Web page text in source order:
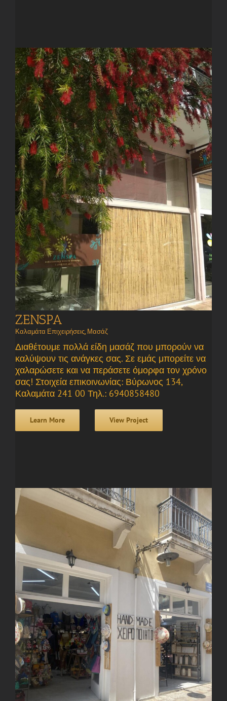
ZENSPA
Καλαμάτα Επιχειρήσεις, Μασάζ
Διαθέτουμε πολλά είδη μασάζ που μπορούν να
καλύψουν τις ανάγκες σας. Σε εμάς μπορείτε να
χαλαρώσετε και να περάσετε όμορφα τον χρόνο
σας! Στοιχεία επικοινωνίας: Βύρωνος 134,
Καλαμάτα 241 00 Τηλ.: 6940858480
Learn More View Project